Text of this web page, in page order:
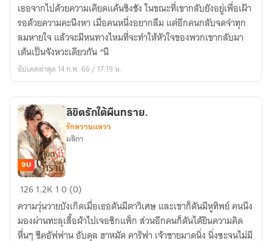
รัก
ภพ
ชาติ
ก็
แค่
ซอย
เธอจากไปด้วยความเคียดแค้นชิงชัง ในขณะที่เขากลับยังอยู่เพื่อเฝ้า
รอด้วยความคะนึงหา เมื่อคนหนึ่งอยากลืม แต่อีกคนกลับจดจำทุก
ลมหายใจ แล้วจะมีหนทางไหมที่จะทำให้หัวใจของพวกเขากลับมา
เต้นเป็นจังหวะเดียวกัน “นี
อัปเดตล่าสุด 14 ก.พ. 66 / 17:19 น.
ลิขิต
ใต้
ผืน
จบ
ลิขิตรักใต้ผืนทราย.
รักหวานแหวว
ผลิกา
1261.2K 10 (0)
ความวุ่นวายบังเกิดเมื่อเธอดันมีตาวิเศษ และเขาก็ดันมีหูทิพย์ คนนึง
มองผ่านทะลุเสื้อผ้าไปเจอซิกแพ็ก ส่วนอีกคนก็ดันได้ยินความคิด
หื่นๆ ชีคอัฟฟาน อับดุล ฮาหมัด คาริฟา เจ้าชายมาดนิ่ง นิ่งซะจนไม่มี